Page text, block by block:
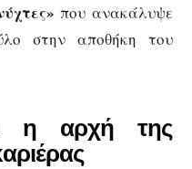
που ανακάλυψε
στην αποθήκη του
η αρχή της